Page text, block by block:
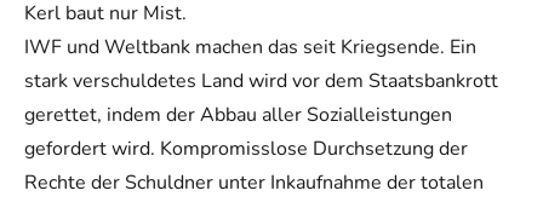
Kerl baut nur Mist.
IWF und Weltbank machen das seit Kriegsende. Ein
stark verschuldetes Land wird vor dem Staatsbankrott
gerettet, indem der Abbau aller Sozialleistungen
gefordert wird. Kompromisslose Durchsetzung der
Rechte der Schuldner unter Inkaufnahme der totalen